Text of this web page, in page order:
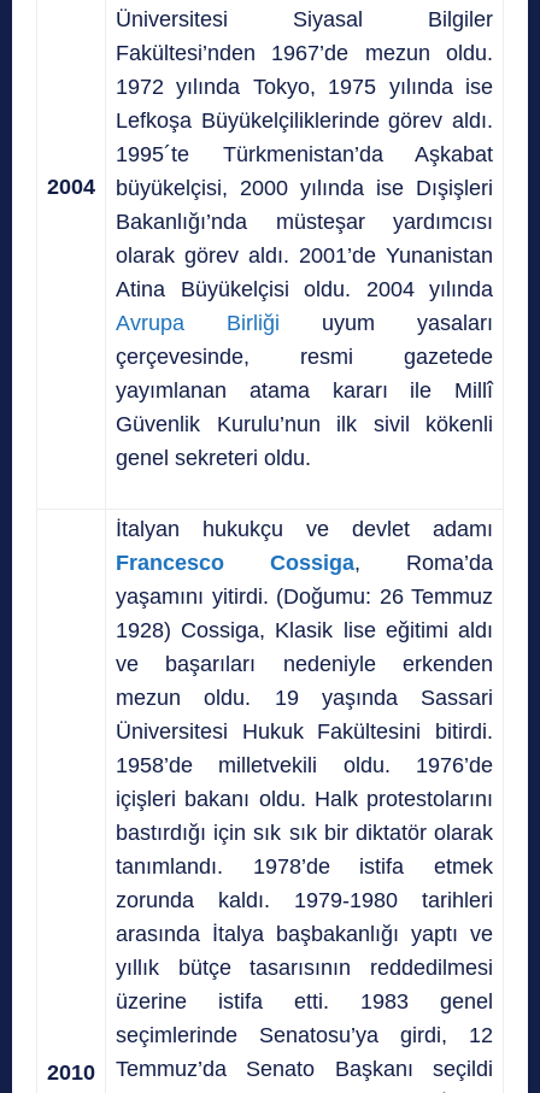
2004
Üniversitesi Siyasal Bilgiler
Fakültesi’nden 1967’de mezun oldu.
1972 yılında Tokyo, 1975 yılında ise
Lefkoşa Büyükelçiliklerinde görev aldı.
1995´te Türkmenistan’da Aşkabat
büyükelçisi, 2000 yılında ise Dışişleri
Bakanlığı’nda müsteşar yardımcısı
olarak görev aldı. 2001’de Yunanistan
Atina Büyükelçisi oldu. 2004 yılında
Avrupa Birliği uyum yasaları
çerçevesinde, resmi gazetede
yayımlanan atama kararı ile Millî
Güvenlik Kurulu’nun ilk sivil kökenli
genel sekreteri oldu.
2010
İtalyan hukukçu ve devlet adamı
Francesco Cossiga, Roma’da
yaşamını yitirdi. (Doğumu: 26 Temmuz
1928) Cossiga, Klasik lise eğitimi aldı
ve başarıları nedeniyle erkenden
mezun oldu. 19 yaşında Sassari
Üniversitesi Hukuk Fakültesini bitirdi.
1958’de milletvekili oldu. 1976’de
içişleri bakanı oldu. Halk protestolarını
bastırdığı için sık sık bir diktatör olarak
tanımlandı. 1978’de istifa etmek
zorunda kaldı. 1979-1980 tarihleri
arasında İtalya başbakanlığı yaptı ve
yıllık bütçe tasarısının reddedilmesi
üzerine istifa etti. 1983 genel
seçimlerinde Senatosu’ya girdi, 12
Temmuz’da Senato Başkanı seçildi